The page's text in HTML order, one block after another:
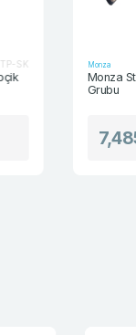
Monza
7,485.00